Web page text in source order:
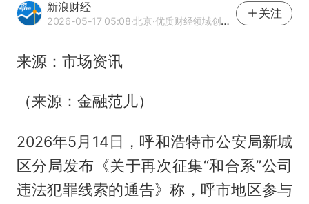
新浪财经
2026-05-17 05:08·北京·优质财经领域创作者
关注
来源：市场资讯
（来源：金融范儿）
2026年5月14日，呼和浩特市公安局新城
区分局发布《关于再次征集“和合系”公司
违法犯罪线索的通告》称，呼市地区参与